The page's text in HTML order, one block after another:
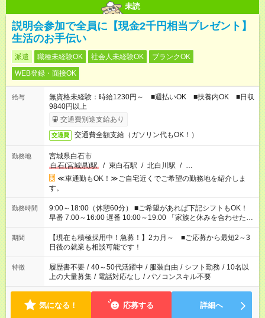
未読
説明会参加で全員に【現金2千円相当プレゼント】
生活のお手伝い
派遣 職種未経験OK 社会人未経験OK
ブランクOK
WEB登録・面接OK
給与
無資格未経験：時給1230円～ ■週払いOK ■扶養内OK ■日収
9840円以上
交通費別途支給あり
交通費 交通費全額支給（ガソリン代もOK！）
勤務地
宮城県白石市
白石(宮城県)駅
/ 東白石駅 / 北白川駅 / …
≪車通勤もOK！≫ご自宅近くでご希望の勤務地を紹介しま
す。
勤務時間
9:00～18:00（休憩60分） ■ご希望があれば下記シフトもOK！
早番 7:00～16:00 遅番 10:00～19:00 「家族と休みを合わせた
い」 「余裕を持って夕飯の準備がしたい」 「できれば残業はし
たくない」 など、ご希望を教えてくださいね。 ※Wワーク希望
の方へ 今ご覧のお仕事で希望する勤務時間と、もう1つのお仕事
の勤務時間。 合計で週40時間を超える場合は応募できません。
期間
【現在も積極採用中！急募！】2カ月～ ■ご応募から最短2～3
日後の就業も相談可能です！
特徴 履歴書不要 / 40～50代活躍中 / 服装自由 / シフト勤務 / 10名以
上の大量募集 / 電話対応なし / パソコンスキル不要
気になる！ 応募する 詳細へ